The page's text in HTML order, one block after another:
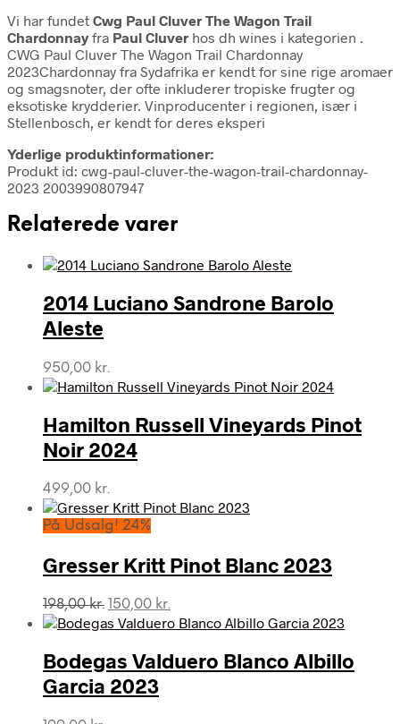
Vi har fundet Cwg Paul Cluver The Wagon Trail
Chardonnayfra Paul Cluver hos dh wines i kategorien .
CWG Paul Cluver The Wagon Trail Chardonnay
2023Chardonnay fra Sydafrika er kendt for sine rige aromaer
og smagsnoter, der ofte inkluderer tropiske frugter og
eksotiske krydderier. Vinproducenter i regionen, især i
Stellenbosch, er kendt for deres eksperi
Yderlige produktinformationer:
Produkt id: cwg-paul-cluver-the-wagon-trail-chardonnay-
2023 2003990807947
Relaterede varer
2014 Luciano Sandrone Barolo
Aleste
950,00 kr.
Hamilton Russell Vineyards Pinot
Noir 2024
499,00 kr.
På Udsalg! 24%
Gresser Kritt Pinot Blanc 2023
198,00kr. Den
oprindelige
var:
198,00 kr..
150,00 kr.
aktuelle
er:
150,00 kr..
Bodegas Valduero Blanco Albillo
Garcia 2023